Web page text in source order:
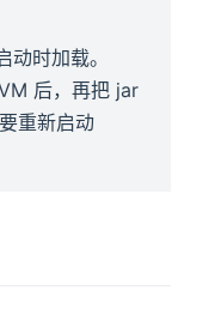
时加载。
后，再把 jar
重新启动